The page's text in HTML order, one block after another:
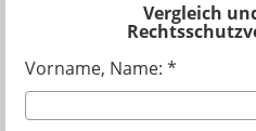
Vergleich
Vorname, Name: *